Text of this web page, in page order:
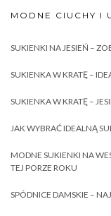
MODNE CIUCHY I
SUKIENKI NA JESIEŃ –
SUKIENKA W KRATĘ –
SUKIENKA W KRATĘ –
JAK WYBRAĆ IDEALNĄ
MODNE SUKIENKI NA
TEJ PORZE ROKU
SPÓDNICE DAMSKIE –